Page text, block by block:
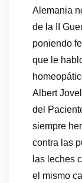
Alemania
de la II
poniendo
que le
Albert
del
siempre
contra las
las leches
el mismo